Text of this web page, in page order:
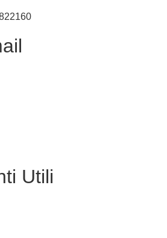
Utili